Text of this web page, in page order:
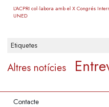
L’ACPRI col·labora amb el X Congrés
UNED
Etiquetes
Altres notícies
Contacte